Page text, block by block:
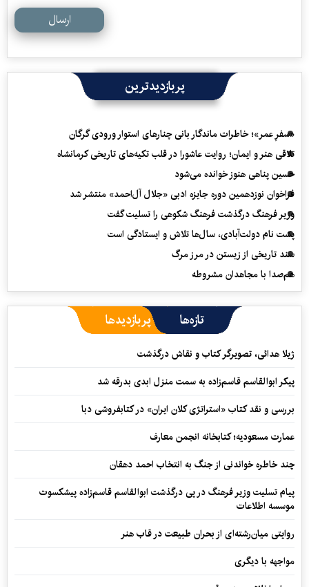
ارسال
پربازدیدترین
«سفرِ عمر»؛ خاطرات ماندگار بانی چنارهای استوار ورودی گرگان
تلاقی هنر و ایمان؛ روایت عاشورا در قلب تکیه‌های تاریخی کرمانشاه
حسین پناهی هنوز خوانده می‌شود
فراخوان نوزدهمین دوره جایزه ادبی «جلال آل‌احمد» منتشر شد
وزیر فرهنگ درگذشت فرهنگ شکوهی را تسلیت گفت
پشت نام دولت‌آبادی، سال‌ها تلاش و ایستادگی است
سند تاریخی از زیستن در مرز مرگ
هم‌صدا با مجاهدان مشروطه
تازه‌ها پربازدیدها
ژیلا هدائی، تصویرگر کتاب و نقاش درگذشت
پیکر ابوالقاسم قاسم‌زاده به سمت منزل ابدی بدرقه شد
بررسی و نقد کتاب «استراتژی کلان ایران» در کتابفروشی دبا
عمارت مسعودیه؛ کتابخانه انجمن معارف
چند خاطره خواندنی از جنگ به انتخاب احمد دهقان
پیام تسلیت وزیر فرهنگ در پی درگذشت ابوالقاسم قاسم‌زاده پیشکسوت
موسسه اطلاعات
روایتی میان‌رشته‌ای از بحران طبیعت در قاب هنر
مواجهه با دیگری